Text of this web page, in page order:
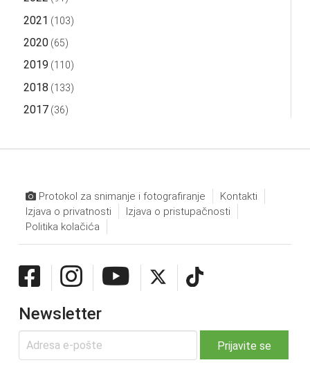
2021 (103)
2020(65)
2019 (110)
2018 (133)
2017(36)
Protokol za snimanje i fotografiranje
Kontakti
Izjava o privatnosti
Izjava o pristupačnosti
Politika kolačića
Newsletter